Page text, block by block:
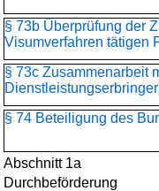
§ 73b Überprüfung der
Visumverfahren tätigen
§ 73c Zusammenarbeit
§ 74 Beteiligung des
Abschnitt 1a
Durchbeförderung